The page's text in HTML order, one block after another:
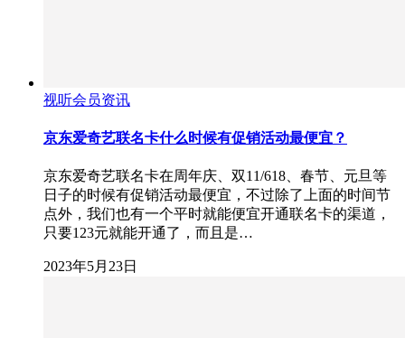
视听会员资讯
京东爱奇艺联名卡什么时候有促销活动最便宜？
京东爱奇艺联名卡在周年庆、双11/618、春节、元旦等
日子的时候有促销活动最便宜，不过除了上面的时间节
点外，我们也有一个平时就能便宜开通联名卡的渠道，
只要123元就能开通了，而且是…
2023年5月23日